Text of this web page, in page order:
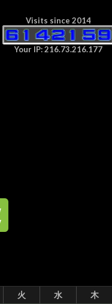
Visits since 2014
Your IP: 216.73.216.177
火 水 木